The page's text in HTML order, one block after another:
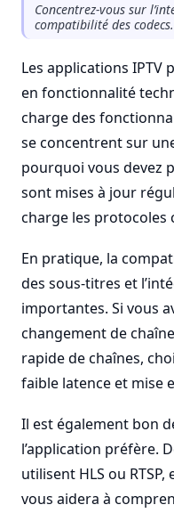
Concentrez-vous sur
compatibilité des codecs.
Les applications IPTV
en fonctionnalité
charge des
se concentrent sur
pourquoi vous devez
sont mises à jour
charge les protocoles
En pratique, la
des sous-titres et
importantes. Si vous
changement de
rapide de chaînes,
faible latence et mise
Il est également bon
l’application préfère.
utilisent HLS ou
vous aidera à